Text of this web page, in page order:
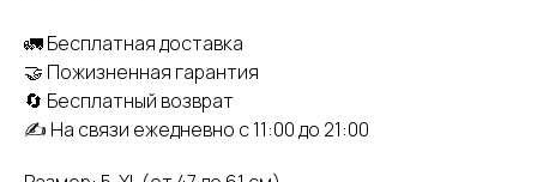
🚛 Бесплатная доставка
🤝 Пожизненная гарантия
🔄 Бесплатный возврат
✍️ На связи ежедневно с 11:00 до 21:00